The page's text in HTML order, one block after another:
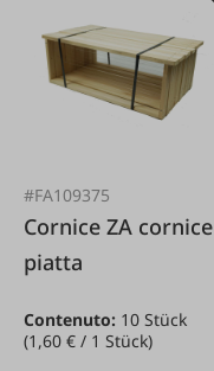
#FA109375
Cornice ZA cornice
piatta
Contenuto: 10 Stück
(1,60 € / 1 Stück)